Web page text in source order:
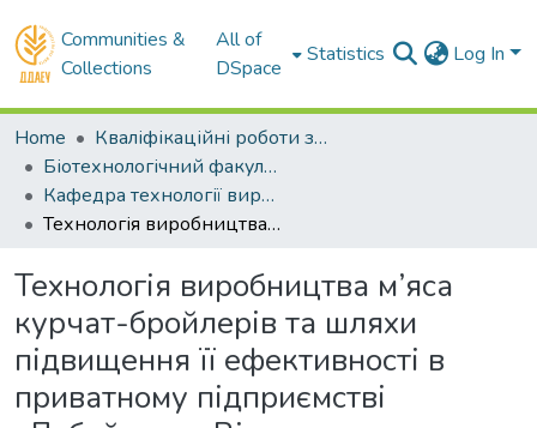
Communities &
Collections
All of
DSpace
Statistics Log In
Home
Кваліфікаційні роботи здобувачів вищої освіти
Біотехнологічний факультет
Кафедра технології виробництва і переробки продукції тваринництва. Магістри
Технологія виробництва м’яса курчат-бройлерів та шляхи підвищення її ефективності в приватному підприємстві «Дубайланд» Вільнянського району Запорізької області
Технологія виробництва м’яса
курчат-бройлерів та шляхи
підвищення її ефективності в
приватному підприємстві